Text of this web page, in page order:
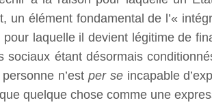
un élément fondamental de l’«
laquelle il devient légitime de
sociaux étant désormais
n’est per seincapable
quelque chose comme une